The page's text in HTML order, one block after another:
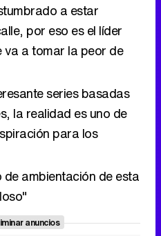
a estar
por eso es el líder
va a tomar la peor de
series basadas
la realidad es uno de
para los
ambientación de esta
anuncios